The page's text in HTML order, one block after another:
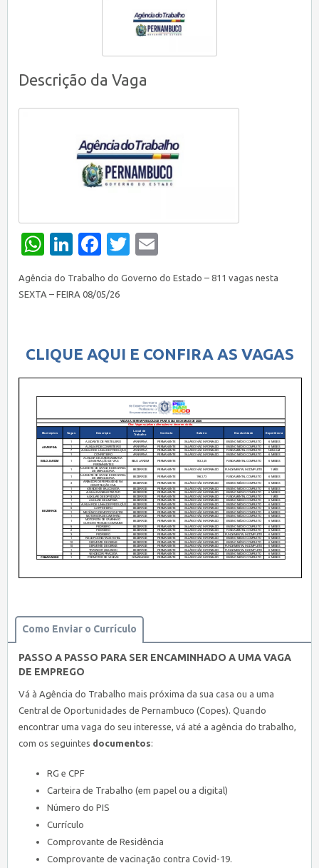
Descrição da Vaga
WhatsApp
LinkedIn
Facebook
Twitter
Agência do Trabalho do Governo do Estado – 811 vagas nesta
SEXTA – FEIRA 08/05/26
CLIQUE AQUI E CONFIRA AS VAGAS
Como Enviar o Currículo
PASSO A PASSO PARA SER ENCAMINHADO A UMA VAGA
DE EMPREGO
Vá à Agência do Trabalho mais próxima da sua casa ou a uma
Central de Oportunidades de Pernambuco (Copes). Quando
encontrar uma vaga do seu interesse, vá até a agência do trabalho,
com os seguintes documentos:
RG e CPF
Carteira de Trabalho (em papel ou a digital)
Número do PIS
Currículo
Comprovante de Residência
Comprovante de vacinação contra Covid-19.